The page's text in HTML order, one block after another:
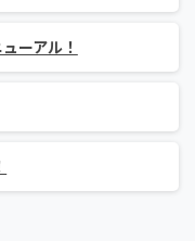
ーアル！